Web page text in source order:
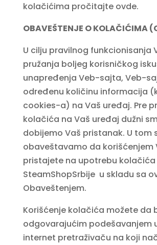
kolačićima pročitajte ovde.
OBAVEŠTENJE O KOLAČIĆIMA
U cilju pravilnog funkcionisanja
pružanja boljeg korisničkog
unapređenja Veb-sajta, Veb-
određenu količinu informacija
cookies-a) na Vaš uređaj. Pre
kolačića na Vaš uređaj dužni
dobijemo Vaš pristanak. U tom
obaveštavamo da korišćenjem
pristajete na upotrebu
SteamShopSrbije u skladu sa
Obaveštenjem.
Korišćenje kolačića možete da
odgovarajućim podešavanjem
internet pretraživaču na koji